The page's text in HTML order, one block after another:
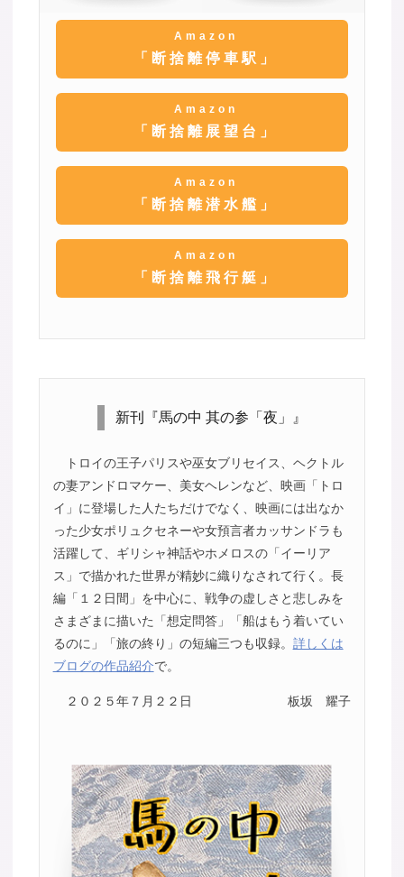
Amazon
「断捨離停車駅」
Amazon
「断捨離展望台」
Amazon
「断捨離潜水艦」
Amazon
「断捨離飛行艇」
新刊『馬の中 其の参「夜」』
トロイの王子パリスや巫女ブリセイス、ヘクトル
の妻アンドロマケー、美女ヘレンなど、映画「トロ
イ」に登場した人たちだけでなく、映画には出なか
った少女ポリュクセネーや女預言者カッサンドラも
活躍して、ギリシャ神話やホメロスの「イーリア
ス」で描かれた世界が精妙に織りなされて行く。長
編「１２日間」を中心に、戦争の虚しさと悲しみを
さまざまに描いた「想定問答」「船はもう着いてい
るのに」「旅の終り」の短編三つも収録。 詳しくは
ブログの作品紹介で。
２０２５年７月２２日 板坂 耀子